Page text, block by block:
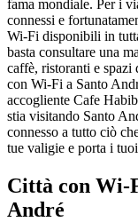
fama mondiale. Per i
connessi e
Wi-Fi disponibili in
basta consultare una
caffè, ristoranti e
con Wi-Fi a Santo
accogliente Cafe
stia visitando Santo
connesso a tutto ciò
tue valigie e porta i
Città con Wi-
André